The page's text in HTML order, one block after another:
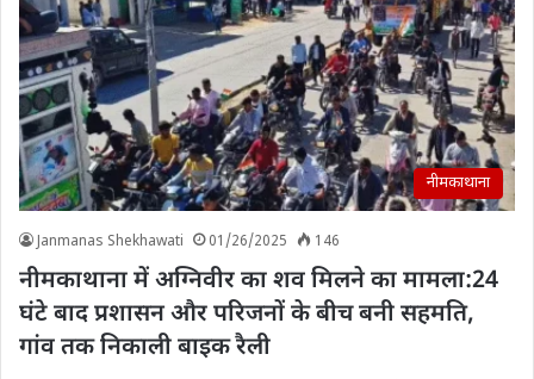
नीमकाथाना
Janmanas Shekhawati 01/26/2025 146
नीमकाथाना में अग्निवीर का शव मिलने का मामला:24
घंटे बाद प्रशासन और परिजनों के बीच बनी सहमति,
गांव तक निकाली बाइक रैली